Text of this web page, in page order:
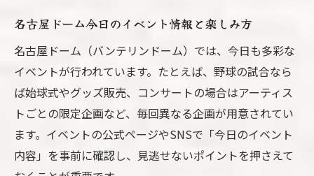
イベント予定を効率よく把握する方法
バンテリンドームイベント日程の見方徹底
解説
ナゴヤドームイベント予定の最新確認手順
イベント日程を活用した賢い参加プラン例
バンテリンドームで充実の一日を過ごすコツ
名古屋ドーム今日のイベント情報と楽しみ方
名古屋ドーム（バンテリンドーム）では、今日も多彩な
イベントが行われています。たとえば、野球の試合なら
ば始球式やグッズ販売、コンサートの場合はアーティス
トごとの限定企画など、毎回異なる企画が用意されてい
ます。イベントの公式ページやSNSで「今日のイベント
内容」を事前に確認し、見逃せないポイントを押さえて